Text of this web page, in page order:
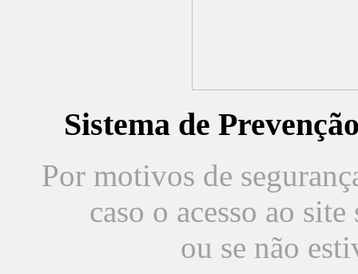
Sistema de
Por motivos de
caso o acesso ao
ou se não